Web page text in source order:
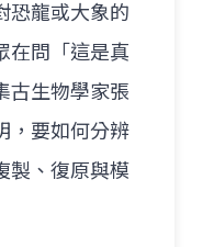
恐龍或大象的
在問「這是真
古生物學家張
，要如何分辨
製、復原與模